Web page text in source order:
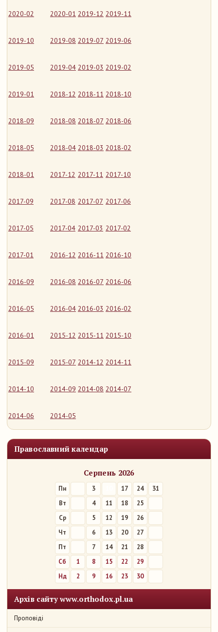
2020-02 2020-01 2019-12 2019-11
2019-10 2019-08 2019-07 2019-06
2019-05 2019-04 2019-03 2019-02
2019-01 2018-12 2018-11 2018-10
2018-09 2018-08 2018-07 2018-06
2018-05 2018-04 2018-03 2018-02
2018-01 2017-12 2017-11 2017-10
2017-09 2017-08 2017-07 2017-06
2017-05 2017-04 2017-03 2017-02
2017-01 2016-12 2016-11 2016-10
2016-09 2016-08 2016-07 2016-06
2016-05 2016-04 2016-03 2016-02
2016-01 2015-12 2015-11 2015-10
2015-09 2015-07 2014-12 2014-11
2014-10 2014-09 2014-08 2014-07
2014-06 2014-05
Православний календар
Серпень 2026
Пн 3 17 24
31
Вт
4 11 18
25
Ср
5 12 19
26
Чт
6 13 20
27
Пт
7 14 21
28
Сб
1 8 15 22
29
Нд
2 9 16 23 30
Архів сайту www.orthodox.pl.ua
Проповіді